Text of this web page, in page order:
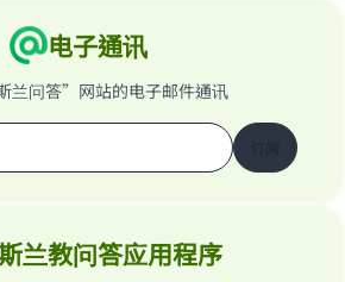
电子通讯
兰问答”网站的电子邮件通讯
兰教问答应用程序